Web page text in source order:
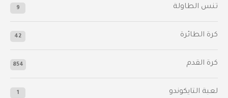
تنس الطاولة 9
كرة الطائرة 42
كرة القدم 854
لعبة التايكوندو 1